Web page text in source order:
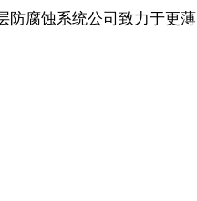
防腐蚀系统公司致力于更